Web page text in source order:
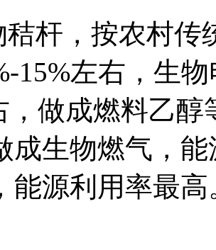
杆，按农村传
15%左右，生
，做成燃料乙
成生物燃气，
能源利用率最高